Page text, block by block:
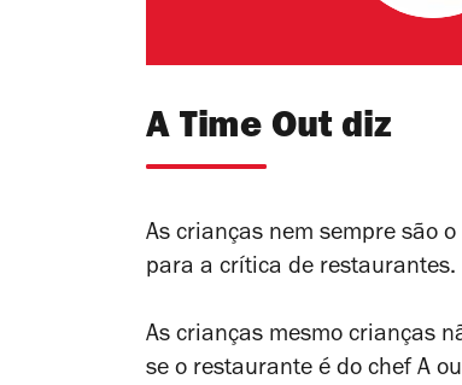
A Time Out diz
As crianças nem sempre são
para a crítica de restaurantes.
As crianças mesmo crianças
se o restaurante é do chef A